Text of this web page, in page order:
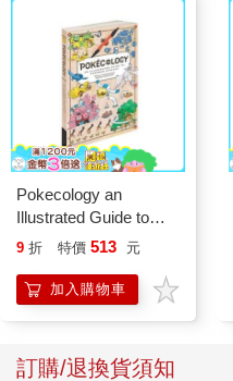
Pokecology an
Illustrated Guide to
Pokemon Ecology
Press)
9 折 特價 513 元
加入購物車
訂購/退換貨須知